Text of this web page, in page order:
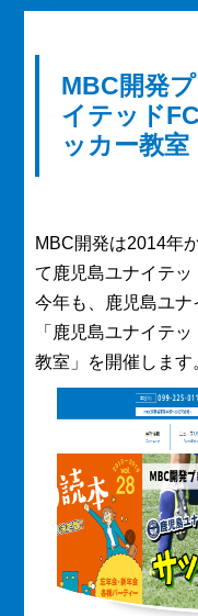
MBC開発
イテッド
ッカー教
MBC開発は2014年
て鹿児島ユナイテッ
今年も、鹿児島ユ
「鹿児島ユナイテ
教室」を開催します